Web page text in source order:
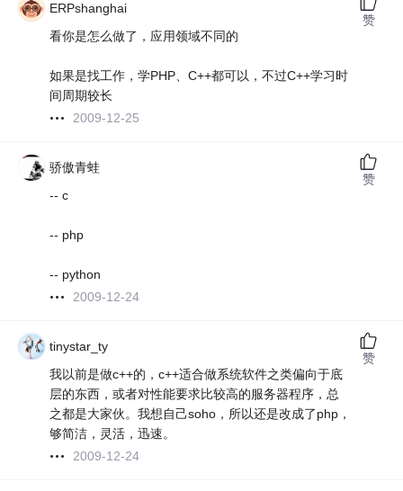
ERPshanghai
看你是怎么做了，应用领域不同的
如果是找工作，学PHP、C++都可以，不过C++学习时
间周期较长
2009-12-25
赞
骄傲青蛙
-- c
-- php
-- python
2009-12-24
赞
tinystar_ty
我以前是做c++的，c++适合做系统软件之类偏向于底
层的东西，或者对性能要求比较高的服务器程序，总
之都是大家伙。我想自己soho，所以还是改成了php，
够简洁，灵活，迅速。
2009-12-24
赞